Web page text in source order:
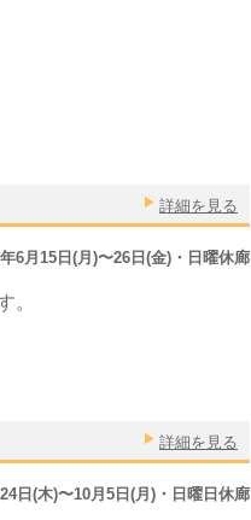
詳細を見る
6月15日(月)〜26日(金)・日曜休廊
。
詳細を見る
日(木)〜10月5日(月)・日曜日休廊